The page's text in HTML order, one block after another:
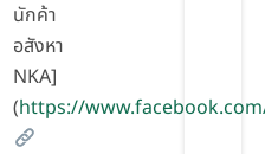
นักค้า
อสังหา
NKA]
(https://